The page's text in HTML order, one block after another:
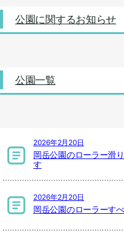
公園に関するお知らせ
公園一覧
2026年2月20日
岡岳公園のローラー滑
す
2026年2月20日
岡岳公園のローラーす